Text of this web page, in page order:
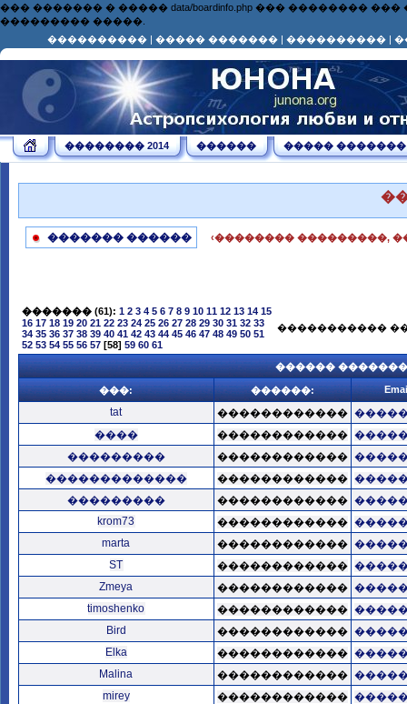
��� ������� � ����� data/boardinfo.php ���
��������� �����.
���������� | ����� ������� | ���������� |
�������� 2014 ������ ����� �������
������� ������ ‹�������� ���������,
������� (61): 1 2 3 4 5 6 7 8 9 10 11 12 13 14 15
16 17 18 19 20 21 22 23 24 25 26 27 28 29 30 31 32 33
34 35 36 37 38 39 40 41 42 43 44 45 46 47 48 49 50 51
52 53 54 55 56 57 [58] 59 60 61
�����������
������
���: ������:
tat ������������
����
������������
���������
������������
�������������
������������
���������
������������
krom73
������������
marta
������������
ST
������������
Zmeya
������������
timoshenko
������������
Bird
������������
Elka
������������
Malina
������������
mirey
������������